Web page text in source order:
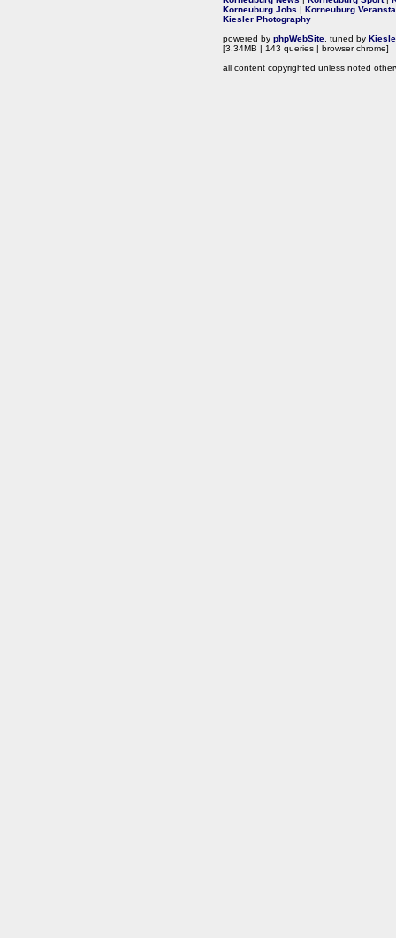
Korneuburg Jobs | Korneuburg
Kiesler Photography
powered by phpWebSite , tuned by
[3.34MB | 143 queries | browser chrome]
all content copyrighted unless noted